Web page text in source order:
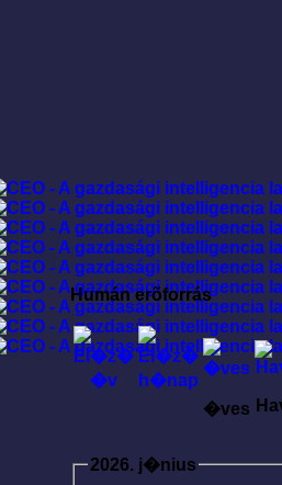
Humán erõforrás
�ves
2026. j�nius